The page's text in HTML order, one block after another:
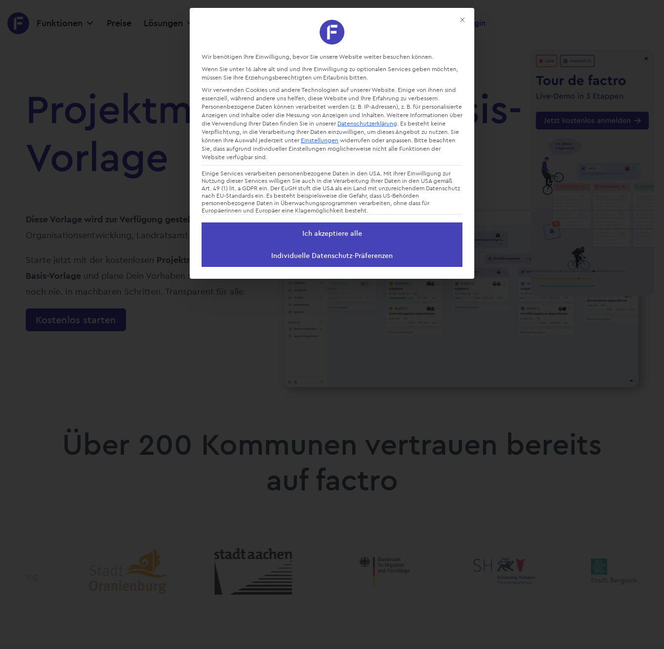
Funktionen Preise Lösungen Login
Projektmanagement Basis-
Vorlage
Diese Vorlage wird zur Verfügung gestellt von:
Organisationsentwicklung, Landratsamt Lörrach
Starte jetzt mit der kostenlosen Projektmanagement
Basis-Vorlage und plane Dein Vorhaben so einfach wie
noch nie. In machbaren Schritten. Transparent für alle.
Kostenlos starten
Über 200 Kommunen vertrauen bereits
auf factro
×
Mit diesem Button wird der Dialog geschlossen. Seine Funktionalität ist
Datenschutz-Präferenz
Wir benötigen Ihre Einwilligung, bevor Sie unsere Website weiter besuchen können.
Wenn Sie unter 16 Jahre alt sind und Ihre Einwilligung zu optionalen Services geben möchten,
müssen Sie Ihre Erziehungsberechtigten um Erlaubnis bitten.
Wir verwenden Cookies und andere Technologien auf unserer Website. Einige von ihnen sind
essenziell, während andere uns helfen, diese Website und Ihre Erfahrung zu verbessern.
Personenbezogene Daten können verarbeitet werden (z. B. IP-Adressen), z. B. für personalisierte
Anzeigen und Inhalte oder die Messung von Anzeigen und Inhalten.Weitere Informationen über
die Verwendung Ihrer Daten finden Sie in unserer Datenschutzerklärung. Es besteht keine
Verpflichtung, in die Verarbeitung Ihrer Daten einzuwilligen, um dieses Angebot zu nutzen. Sie
können Ihre Auswahl jederzeit unter Einstellungen widerrufen oder anpassen. Bitte beachten
Sie, dass aufgrund individueller Einstellungen möglicherweise nicht alle Funktionen der
Website verfügbar sind.
Einige Services verarbeiten personenbezogene Daten in den USA. Mit Ihrer Einwilligung zur
Nutzung dieser Services willigen Sie auch in die Verarbeitung Ihrer Daten in den USA gemäß
Art. 49 (1) lit. a GDPR ein. Der EuGH stuft die USA als ein Land mit unzureichendem Datenschutz
nach EU-Standards ein. Es besteht beispielsweise die Gefahr, dass US-Behörden
personenbezogene Daten in Überwachungsprogrammen verarbeiten, ohne dass für
Europäerinnen und Europäer eine Klagemöglichkeit besteht.
Ich akzeptiere alle
Individuelle Datenschutz-Präferenzen